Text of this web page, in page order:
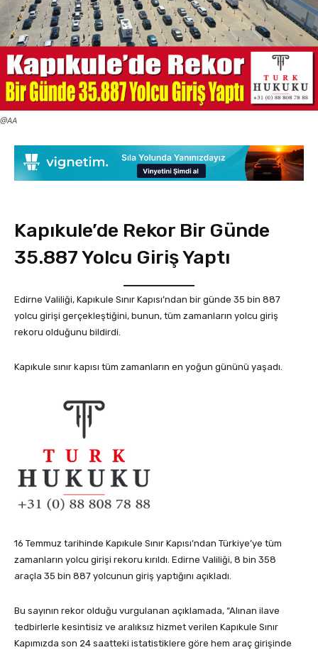
@AA
Kapıkule’de Rekor Bir Günde
35.887 Yolcu Giriş Yaptı
Edirne Valiliği, Kapıkule Sınır Kapısı’ndan bir günde 35 bin 887
yolcu girişi gerçekleştiğini, bunun, tüm zamanların yolcu giriş
rekoru olduğunu bildirdi.
Kapıkule sınır kapısı tüm zamanların en yoğun gününü yaşadı.
16 Temmuz tarihinde Kapıkule Sınır Kapısı’ndan Türkiye’ye tüm
zamanların yolcu girişi rekoru kırıldı. Edirne Valiliği, 8 bin 358
araçla 35 bin 887 yolcunun giriş yaptığını açıkladı.
Bu sayının rekor olduğu vurgulanan açıklamada, “Alınan ilave
tedbirlerle kesintisiz ve aralıksız hizmet verilen Kapıkule Sınır
Kapımızda son 24 saatteki istatistiklere göre hem araç girişinde